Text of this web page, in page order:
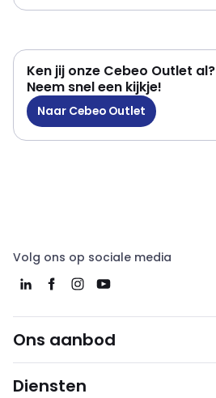
Ken jij onze Cebeo Outlet al?
Neem snel een kijkje!
Naar Cebeo Outlet
Volg ons op sociale media
Ons aanbod
Diensten